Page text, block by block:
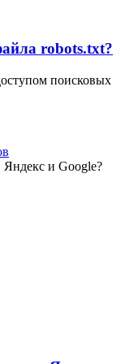
robots.txt?
поисковых